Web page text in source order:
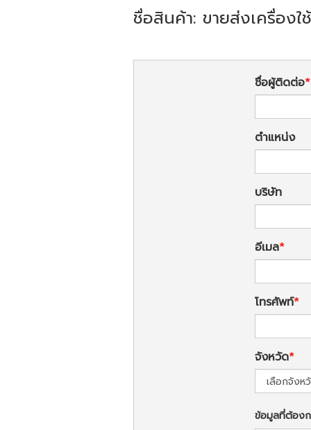
ชื่อสินค้า: ขายส่งเครื่องใ
ชื่อผู้ติดต่อ
ตำแหน่ง
บริษัท
อีเมล
โทรศัพท์
จังหวัด
ข้อมูลที่ต้องก